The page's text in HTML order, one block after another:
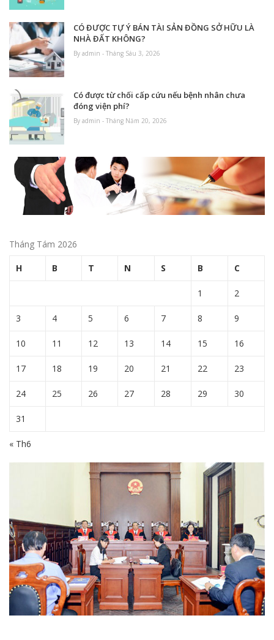
CÓ ĐƯỢC TỰ Ý BÁN TÀI SẢN ĐỒNG SỞ HỮU LÀ
NHÀ ĐẤT KHÔNG?
By admin - Tháng Sáu 3, 2026
Có được từ chối cấp cứu nếu bệnh nhân chưa
đóng viện phí?
By admin - Tháng Năm 20, 2026
Tháng Tám 2026
H B T N S B C
1 2
3 4 5 6 7 8 9
10 11 12 13 14 15 16
17 18 19 20 21 22 23
24 25 26 27 28 29 30
31
« Th6